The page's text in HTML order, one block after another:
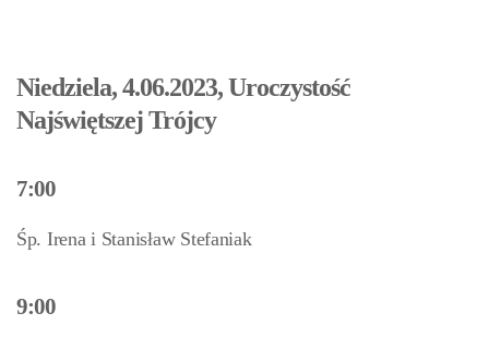
Niedziela, 4.06.2023, Uroczystość
Najświętszej Trójcy
7:00
Śp. Irena i Stanisław Stefaniak
9:00